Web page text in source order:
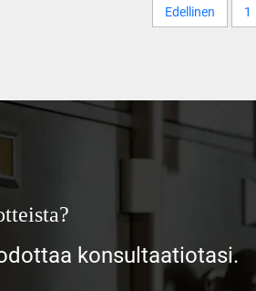
Edellinen 1
konsultaatiotasi.